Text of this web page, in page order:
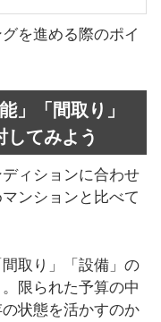
を進める際のポイ
」「間取り」
してみよう
ィションに合わせ
ンションと比べて
取り」「設備」の
限られた予算の中
状態を活かすのか